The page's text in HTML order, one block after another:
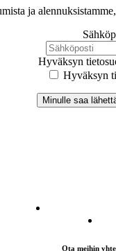
ja
Hyväksyn
Hyväksyn
Ota meihin